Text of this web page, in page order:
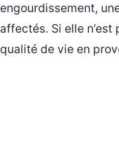
engourdissement,
affectés. Si elle
qualité de vie en